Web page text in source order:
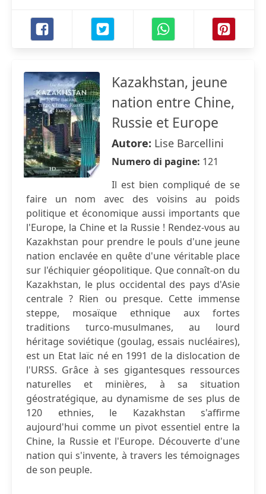
Kazakhstan, jeune
nation entre Chine,
Russie et Europe
Autore: Lise Barcellini
Numero di pagine: 121
Il est bien compliqué de se
faire un nom avec des voisins au poids
politique et économique aussi importants que
l'Europe, la Chine et la Russie ! Rendez-vous au
Kazakhstan pour prendre le pouls d'une jeune
nation enclavée en quête d'une véritable place
sur l'échiquier géopolitique. Que connaît-on du
Kazakhstan, le plus occidental des pays d'Asie
centrale ? Rien ou presque. Cette immense
steppe, mosaïque ethnique aux fortes
traditions turco-musulmanes, au lourd
héritage soviétique (goulag, essais nucléaires),
est un Etat laïc né en 1991 de la dislocation de
l'URSS. Grâce à ses gigantesques ressources
naturelles et minières, à sa situation
géostratégique, au dynamisme de ses plus de
120 ethnies, le Kazakhstan s'affirme
aujourd'hui comme un pivot essentiel entre la
Chine, la Russie et l'Europe. Découverte d'une
nation qui s'invente, à travers les témoignages
de son peuple.